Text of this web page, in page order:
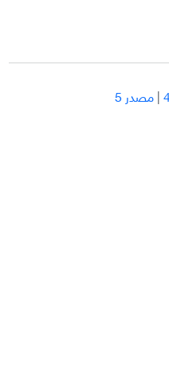
|مصدر 5